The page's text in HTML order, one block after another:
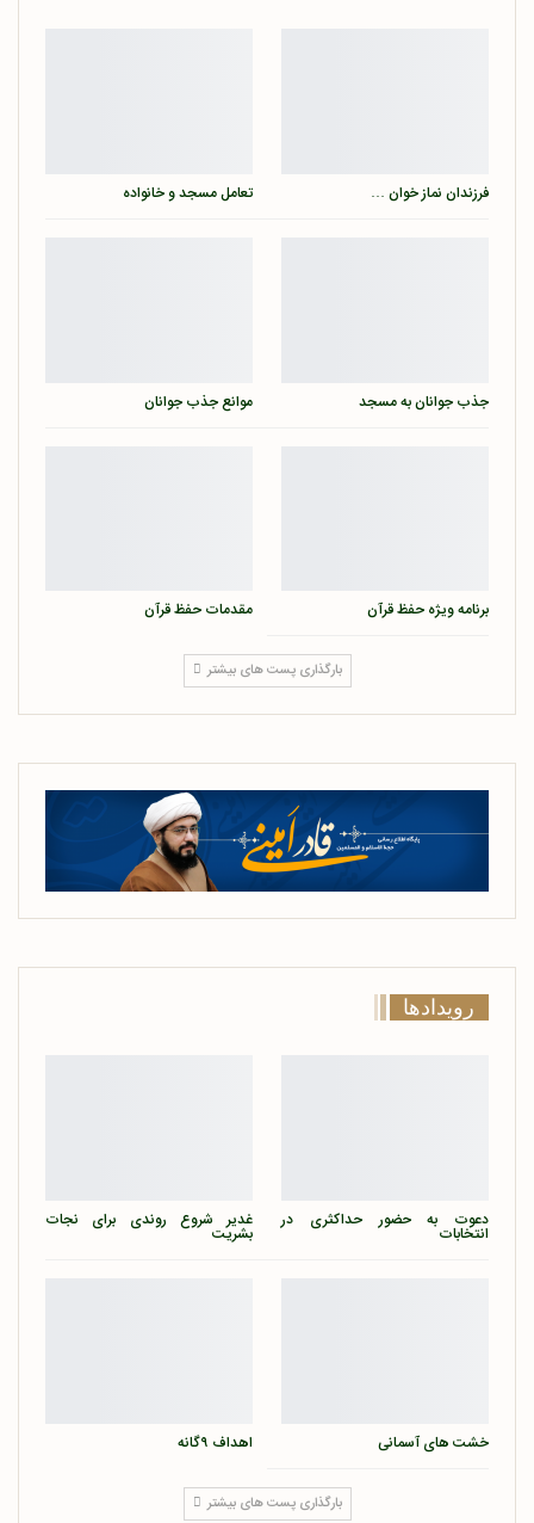
فرزندان نماز خوان … تعامل مسجد و خانواده
جذب جوانان به مسجد موانع جذب جوانان
برنامه ویژه حفظ قرآن مقدمات حفظ قرآن
بارگذاری پست های بیشتر
رویدادها
دعوت به حضور حداکثری در
انتخابات
غدیر شروع روندی برای نجات
بشریت
خشت های آسمانی اهداف ۹گانه
بارگذاری پست های بیشتر